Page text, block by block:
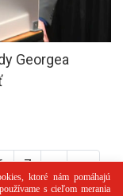
Georgea
7 > >>